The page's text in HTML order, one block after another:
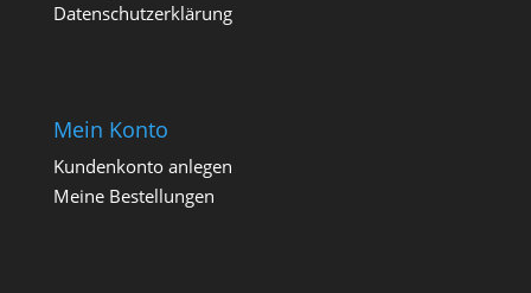
Datenschutzerklärung
Mein Konto
Kundenkonto anlegen
Meine Bestellungen